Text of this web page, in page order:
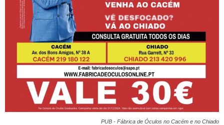
PUB - Fábrica de Óculos no Cacém e no Chiado